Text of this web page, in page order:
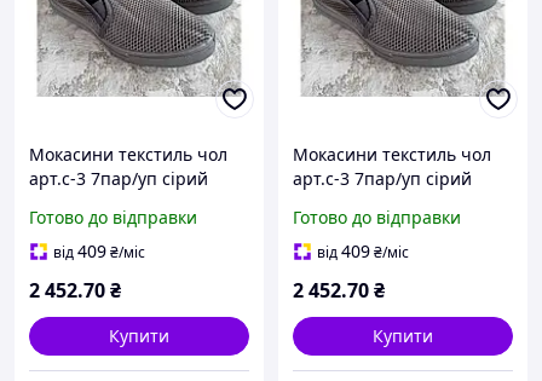
Мокасини текстиль чол
арт.с-3 7пар/уп сірий
Готово до відправки
від409₴/міс
2 452.70₴
Купити
Мокасини текстиль чол
арт.с-3 7пар/уп сірий
Готово до відправки
від409₴/міс
2 452.70₴
Купити